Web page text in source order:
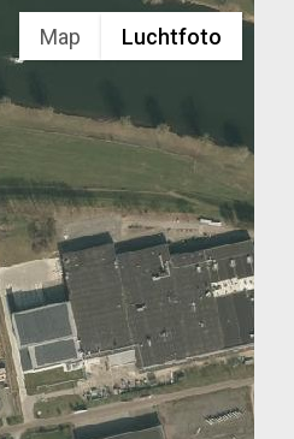
Map Luchtfoto